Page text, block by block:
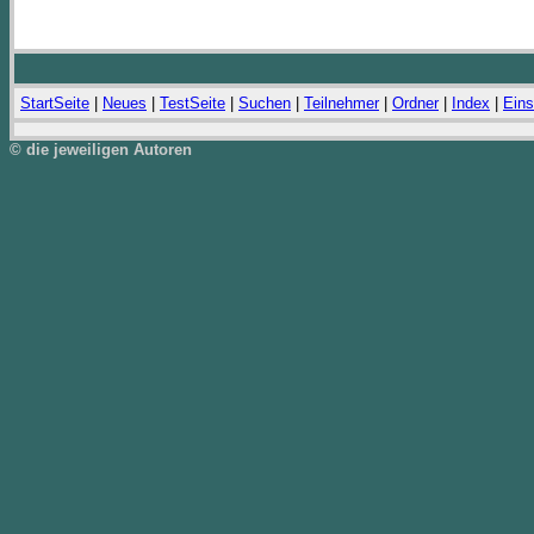
StartSeite Neues TestSeite Suchen Teilnehmer| Ordner| Index
© die jeweiligen Autoren